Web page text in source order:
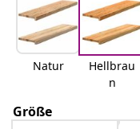
Natur
Hellbrau
n
Größe